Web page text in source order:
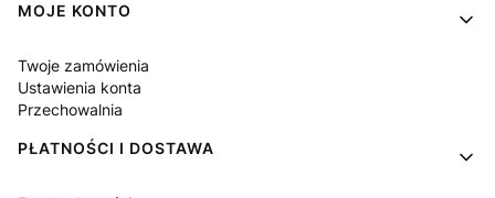
MOJE KONTO
Twoje zamówienia
Ustawienia konta
Przechowalnia
PŁATNOŚCI I DOSTAWA